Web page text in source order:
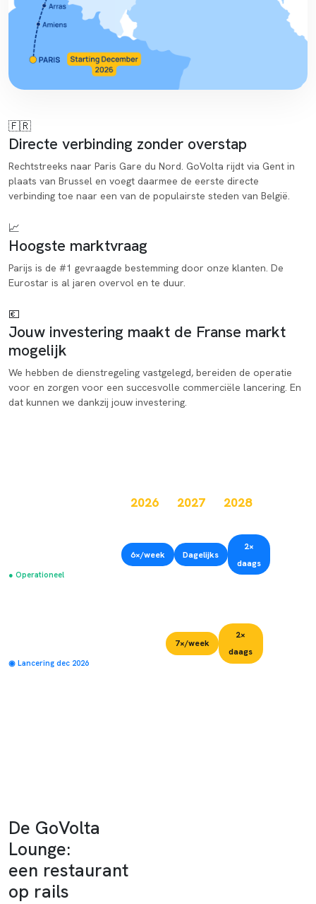
🇫🇷
Directe verbinding zonder overstap
Rechtstreeks naar Paris Gare du Nord. GoVolta rijdt via Gent in
plaats van Brussel en voegt daarmee de eerste directe
verbinding toe naar een van de populairste steden van België.
📈
Hoogste marktvraag
Parijs is de #1 gevraagde bestemming door onze klanten. De
Eurostar is al jaren overvol en te duur.
💶
Jouw investering maakt de Franse markt
mogelijk
We hebben de dienstregeling vastgelegd, bereiden de operatie
voor en zorgen voor een succesvolle commerciële lancering. En
dat kunnen we dankzij jouw investering.
2026 2027 2028
● Operationeel
6×/week Dagelijks
2×
daags
◉ Lancering dec 2026
7×/week
2×
daags
De GoVolta
Lounge:
een restaurant
op rails